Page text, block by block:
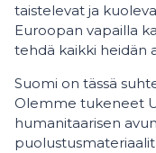
taistelevat ja
Euroopan vapailla
tehdä kaikki heidän
Suomi on tässä
Olemme tukeneet
humanitaarisen